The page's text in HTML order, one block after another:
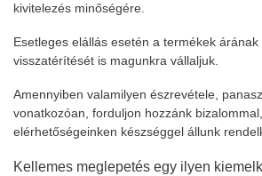
kivitelezés minőségére.
Esetleges elállás esetén a termékek árának
visszatérítését is magunkra vállaljuk.
Amennyiben valamilyen észrevétele,
vonatkozóan, forduljon hozzánk
elérhetőségeinken készséggel állunk
Kellemes meglepetés egy ilyen